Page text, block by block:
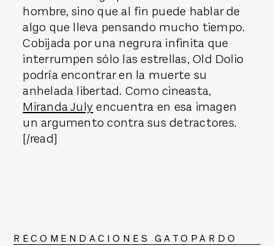
hombre, sino que al fin puede hablar de
algo que lleva pensando mucho tiempo.
Cobijada por una negrura infinita que
interrumpen sólo las estrellas, Old Dolio
podría encontrar en la muerte su
anhelada libertad. Como cineasta,
Miranda July encuentra en esa imagen
un argumento contra sus detractores.
[/read]
RECOMENDACIONES GATOPARDO